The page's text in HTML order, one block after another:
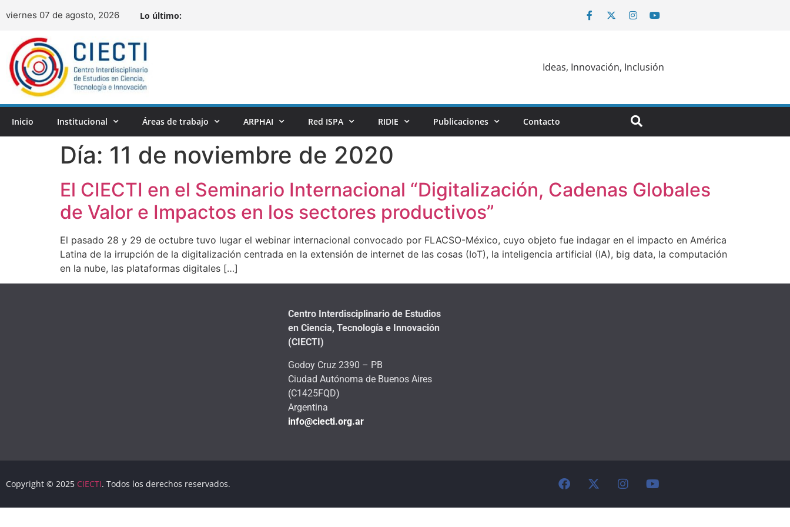
viernes 07 de agosto, 2026 Lo último:
Ideas, Innovación, Inclusión
Inicio Institucional Áreas de trabajo ARPHAI Red ISPA RIDIE Publicaciones Contacto
Día: 11 de noviembre de 2020
El CIECTI en el Seminario Internacional “Digitalización, Cadenas Globales
de Valor e Impactos en los sectores productivos”
El pasado 28 y 29 de octubre tuvo lugar el webinar internacional convocado por FLACSO-México, cuyo objeto fue indagar en el impacto en América
Latina de la irrupción de la digitalización centrada en la extensión de internet de las cosas (IoT), la inteligencia artificial (IA), big data, la computación
en la nube, las plataformas digitales […]
Centro Interdisciplinario de Estudios
en Ciencia, Tecnología e Innovación
(CIECTI)
Godoy Cruz 2390 – PB
Ciudad Autónoma de Buenos Aires
(C1425FQD)
Argentina
info@ciecti.org.ar
Copyright © 2025 CIECTI. Todos los derechos reservados.